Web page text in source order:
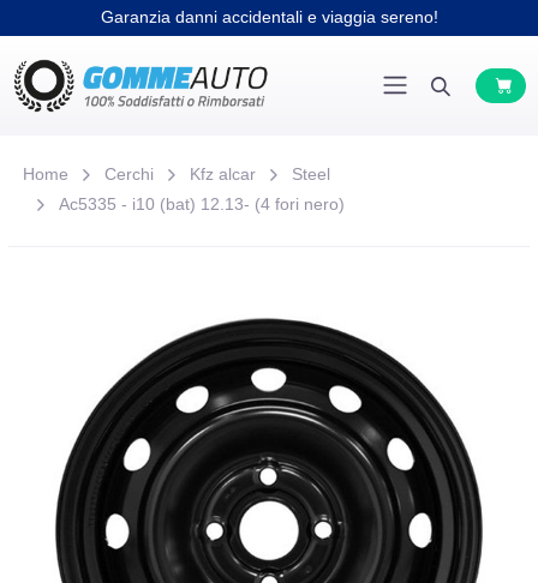
Garanzia danni accidentali e viaggia sereno!
Home Cerchi Kfz alcar
Steel
Ac5335 - i10 (bat) 12.13- (4 fori nero)